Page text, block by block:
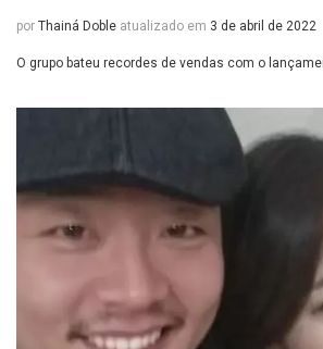
por Thainá Doble atualizado em 3 de abril de 2022
O grupo bateu recordes de vendas com o